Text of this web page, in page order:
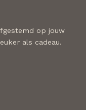
op jouw
als cadeau.